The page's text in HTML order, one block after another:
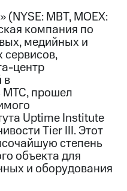
MBT, MOEX:
компания по
медийных и
центр
в
МТС, прошел
Uptime Institute
Tier III. Этот
степень
объекта для
и оборудования